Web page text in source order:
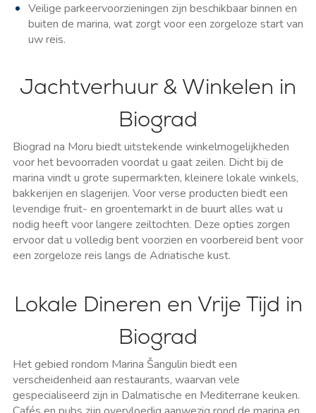
Veilige parkeervoorzieningen zijn beschikbaar binnen en
buiten de marina, wat zorgt voor een zorgeloze start van
uw reis.
Jachtverhuur & Winkelen in
Biograd
Biograd na Moru biedt uitstekende winkelmogelijkheden
voor het bevoorraden voordat u gaat zeilen. Dicht bij de
marina vindt u grote supermarkten, kleinere lokale winkels,
bakkerijen en slagerijen. Voor verse producten biedt een
levendige fruit- en groentemarkt in de buurt alles wat u
nodig heeft voor langere zeiltochten. Deze opties zorgen
ervoor dat u volledig bent voorzien en voorbereid bent voor
een zorgeloze reis langs de Adriatische kust.
Lokale Dineren en Vrije Tijd in
Biograd
Het gebied rondom Marina Šangulin biedt een
verscheidenheid aan restaurants, waarvan vele
gespecialiseerd zijn in Dalmatische en Mediterrane keuken.